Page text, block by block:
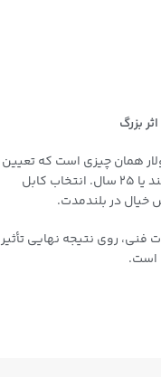
بزرگ
همان چیزی است که تعیین
می‌کند سیستم خورشیدی شما ۵ سال کار می‌کند یا ۲۵ سال. انتخاب کابل
خیال در بلندمدت.
فنی، روی نتیجه نهایی تأثیر
است.